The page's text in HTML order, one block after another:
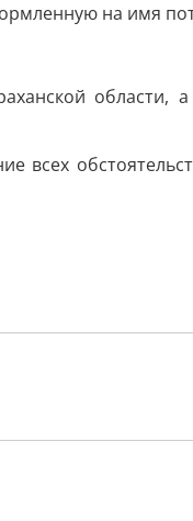
на имя
области,
всех